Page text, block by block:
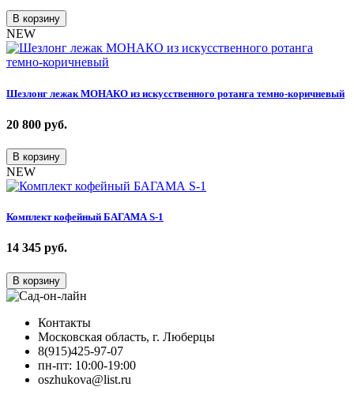
В корзину
NEW
Шезлонг лежак МОНАКО из искусственного ротанга темно-коричневый
20 800 руб.
В корзину
NEW
Комплект кофейный БАГАМА S-1
14 345 руб.
В корзину
Контакты
Московская область, г. Люберцы
8(915)425-97-07
пн-пт: 10:00-19:00
oszhukova@list.ru